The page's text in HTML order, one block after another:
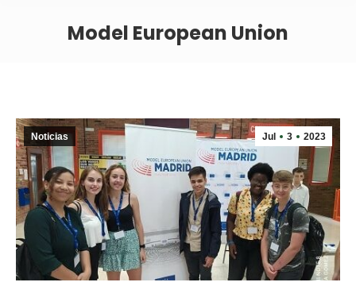
Model European Union
Jul 3 2023
Noticias